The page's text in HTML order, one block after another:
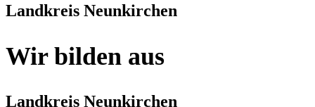
Landkreis Neunkirchen
Wir bilden aus
Landkreis Neunkirchen